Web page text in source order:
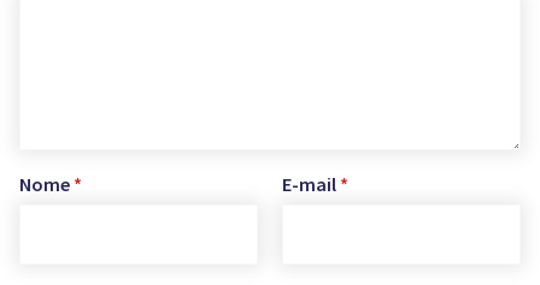
Nome * E-mail *